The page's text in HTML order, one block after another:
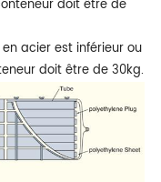
doit être de
acier est inférieur ou
doit être de 30kg.